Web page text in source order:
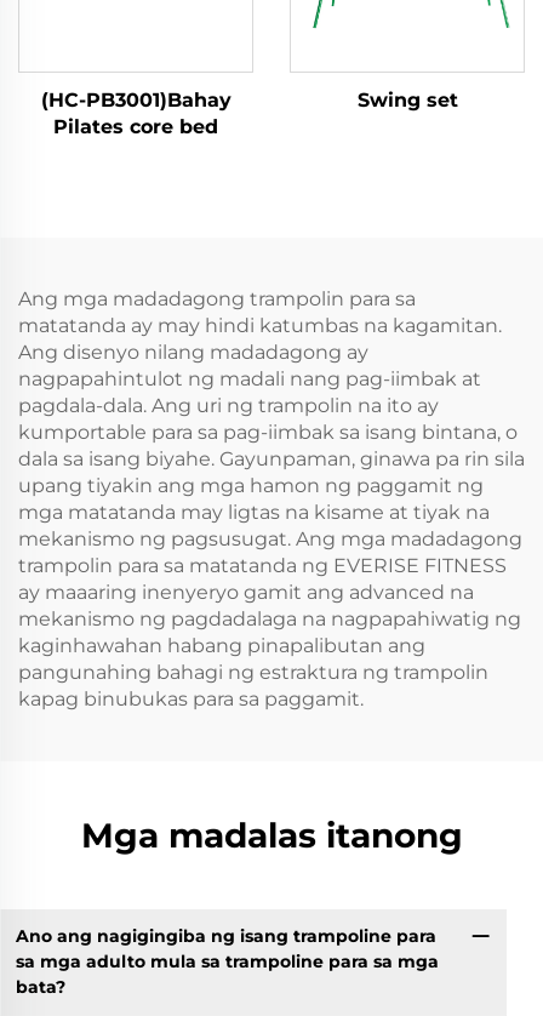
(HC-PB3001)Bahay
Pilates core bed
Swing set
Ang mga madadagong trampolin para sa
matatanda ay may hindi katumbas na kagamitan.
Ang disenyo nilang madadagong ay
nagpapahintulot ng madali nang pag-iimbak at
pagdala-dala. Ang uri ng trampolin na ito ay
kumportable para sa pag-iimbak sa isang bintana, o
dala sa isang biyahe. Gayunpaman, ginawa pa rin sila
upang tiyakin ang mga hamon ng paggamit ng
mga matatanda may ligtas na kisame at tiyak na
mekanismo ng pagsusugat. Ang mga madadagong
trampolin para sa matatanda ng EVERISE FITNESS
ay maaaring inenyeryo gamit ang advanced na
mekanismo ng pagdadalaga na nagpapahiwatig ng
kaginhawahan habang pinapalibutan ang
pangunahing bahagi ng estraktura ng trampolin
kapag binubukas para sa paggamit.
Mga madalas itanong
Ano ang nagigingiba ng isang trampoline para
sa mga adulto mula sa trampoline para sa mga
bata?